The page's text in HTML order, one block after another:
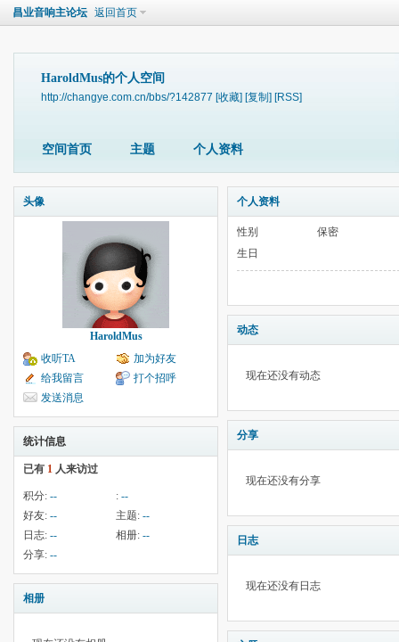
昌业音响主论坛 返回首页
HaroldMus的个人空间
http://changye.com.cn/bbs/?142877 [收藏] [复制] [RSS]
空间首页 主题 个人资料
头像
HaroldMus
收听TA
加为好友
给我留言
打个招呼
发送消息
统计信息
已有 1 人来访过
积分: -- : --
好友: -- 主题: --
日志: -- 相册: --
分享: --
相册
个人资料
性别
保密
生日
动态
现在还没有动态
分享
现在还没有分享
日志
现在还没有日志